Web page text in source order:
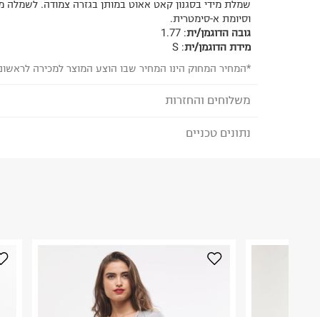
שמלת מידי בסגנון קאט אאוט במותן בגזרה צמודה. לשמלה
וסיומת א-סימטרית.
גובה הדוגמן/ית:
1.77
מידת הדוגמן/ית:
S
*המחיר המחוק הינו המחיר שבו הוצע המוצר למכירה
משלוחים והחזרות
לבחירת בשיטת המשלוח המתאימה לכם,
לפני החזרת החבילה, חשוב להדביק את מדבקת
במקום בו הודבקה הכתובת שלכם.
פריטים שבירים יש להחזיר עם שליח דרך ממשק
נתונים טכניים
כביסה עדינה במכונה עד-30°C